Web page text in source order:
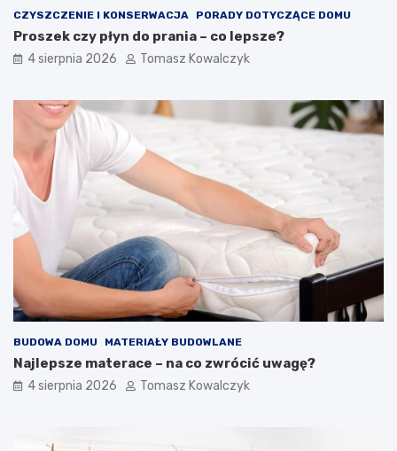
CZYSZCZENIE I KONSERWACJA PORADY DOTYCZĄCE DOMU
Proszek czy płyn do prania – co lepsze?
4 sierpnia 2026 Tomasz Kowalczyk
BUDOWA DOMU MATERIAŁY BUDOWLANE
Najlepsze materace – na co zwrócić uwagę?
4 sierpnia 2026 Tomasz Kowalczyk